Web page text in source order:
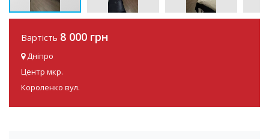
Вартість 8 000 грн
Дніпро
Центр мкр.
Короленко вул.